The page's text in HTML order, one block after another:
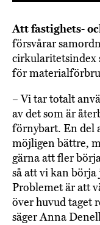
Att fastighets-
försvårar
cirkularitetsindex
för
– Vi tar totalt
av det som är
förnybart. En del
möjligen bättre,
gärna att fler
så att vi kan
Problemet är att
över huvud taget
säger Anna